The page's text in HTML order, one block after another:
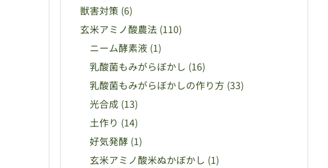
獣害対策 (6)
玄米アミノ酸農法 (110)
ニーム酵素液 (1)
乳酸菌もみがらぼかし (16)
乳酸菌もみがらぼかしの作り方 (33)
光合成 (13)
土作り (14)
好気発酵 (1)
玄米アミノ酸米ぬかぼかし (1)